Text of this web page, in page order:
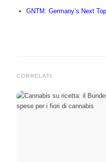
GNTM: Germany’s Next
CORRELATI